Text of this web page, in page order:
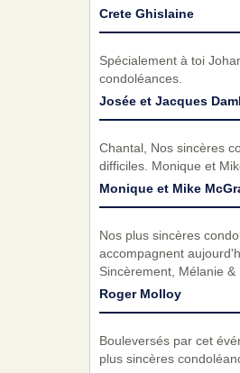
Crete Ghislaine
Spécialement à toi
condoléances.
Josée et Jacques
Chantal, Nos sincères
difficiles. Monique et
Monique et Mike
Nos plus sincères
accompagnent
Sincèrement, Mélanie &
Roger Molloy
Bouleversés par cet
plus sincères